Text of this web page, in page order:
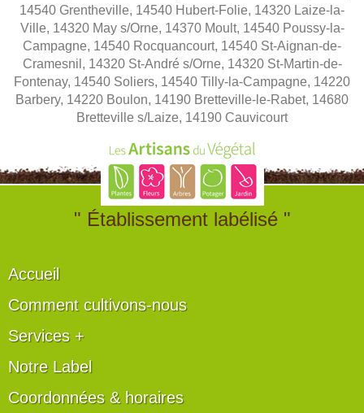
14540 Grentheville, 14540 Hubert-Folie, 14320 Laize-la-
Ville, 14320 May s/Orne, 14370 Moult, 14540 Poussy-la-
Campagne, 14540 Rocquancourt, 14540 St-Aignan-de-
Cramesnil, 14320 St-André s/Orne, 14320 St-Martin-de-
Fontenay, 14540 Soliers, 14540 Tilly-la-Campagne, 14220
Barbery, 14220 Boulon, 14190 Bretteville-le-Rabet, 14680
Bretteville s/Laize, 14190 Cauvicourt
" Établissement labélisé "
Accueil
Comment cultivons-nous
Services +
Notre Label
Coordonnées & horaires